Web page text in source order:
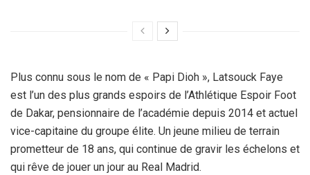
Plus connu sous le nom de « Papi Dioh », Latsouck Faye
est l’un des plus grands espoirs de l’Athlétique Espoir Foot
de Dakar, pensionnaire de l’académie depuis 2014 et actuel
vice-capitaine du groupe élite. Un jeune milieu de terrain
prometteur de 18 ans, qui continue de gravir les échelons et
qui rêve de jouer un jour au Real Madrid.